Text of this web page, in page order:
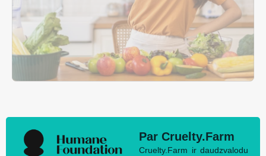
Par Cruelty.Farm
Cruelty.Farm ir daudzvalodu